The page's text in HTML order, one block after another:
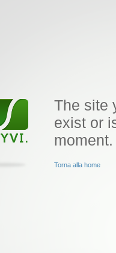
The site
exist or
moment.
Torna alla home